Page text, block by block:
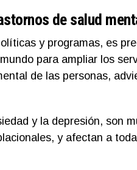
de salud
y programas, es
para ampliar los
de las personas,
y la depresión, son
y afectan a